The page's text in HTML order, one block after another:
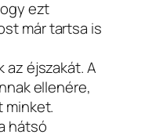
ezt
már tartsa is
éjszakát. A
ellenére,
minket.
hátsó